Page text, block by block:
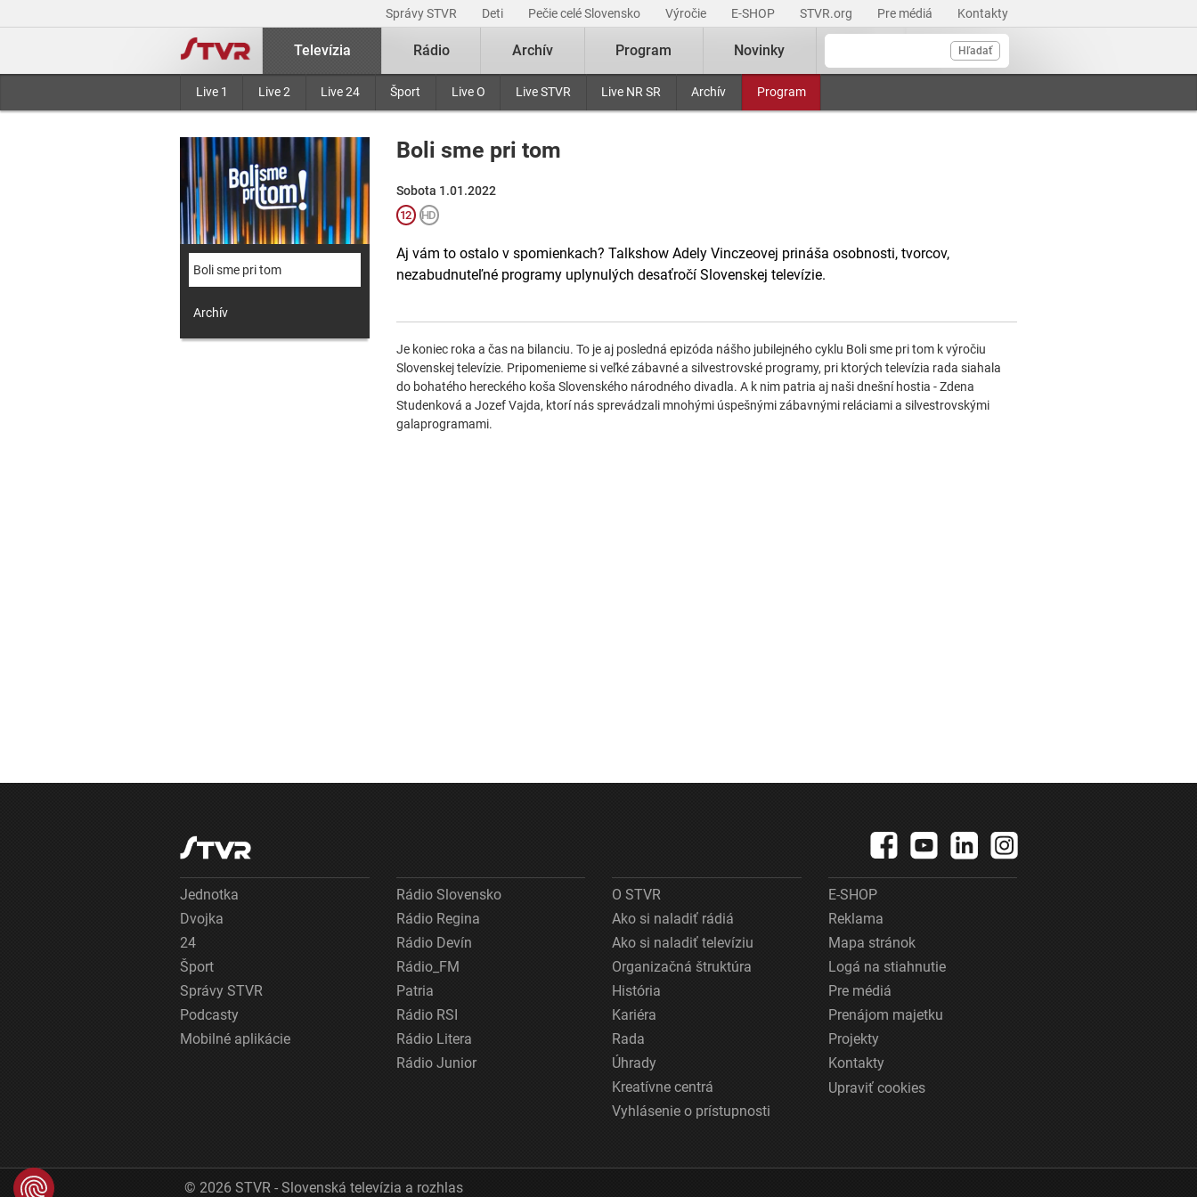
Správy STVR Deti Pečie celé Slovensko Výročie E-SHOP STVR.org Pre médiá Kontakty
Hľadať
Televízia
Live 1 Live 2 Live 24 Šport Live O Live STVR Live NR SR Archív Program
Rádio Archív Program Novinky
Boli sme pri tom
Archív
Boli sme pri tom
Sobota 1.01.2022
Aj vám to ostalo v spomienkach? Talkshow Adely Vinczeovej prináša osobnosti, tvorcov,
nezabudnuteľné programy uplynulých desaťročí Slovenskej televízie.
Je koniec roka a čas na bilanciu. To je aj posledná epizóda nášho jubilejného cyklu Boli sme pri tom k výročiu
Slovenskej televízie. Pripomenieme si veľké zábavné a silvestrovské programy, pri ktorých televízia rada siahala
do bohatého hereckého koša Slovenského národného divadla. A k nim patria aj naši dnešní hostia - Zdena
Studenková a Jozef Vajda, ktorí nás sprevádzali mnohými úspešnými zábavnými reláciami a silvestrovskými
galaprogramami.
Jednotka
Dvojka
24
Šport
Správy STVR
Podcasty
Mobilné aplikácie
Rádio Slovensko
Rádio Regina
Rádio Devín
Rádio_FM
Patria
Rádio RSI
Rádio Litera
Rádio Junior
O STVR
Ako si naladiť rádiá
Ako si naladiť televíziu
Organizačná štruktúra
História
Kariéra
Rada
Úhrady
Kreatívne centrá
Vyhlásenie o prístupnosti
E-SHOP
Reklama
Mapa stránok
Logá na stiahnutie
Pre médiá
Prenájom majetku
Projekty
Kontakty
Upraviť cookies
© 2026 STVR - Slovenská televízia a rozhlas